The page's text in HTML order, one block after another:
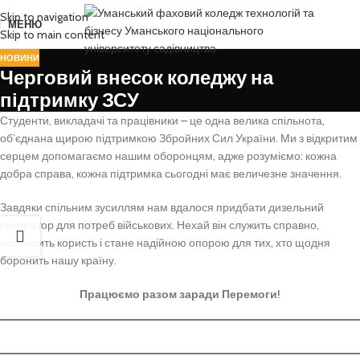
Skip to navigation
Skip to main content
МЕНЮ
НОВИНИ
Черговий внесок коледжу на
підтримку ЗСУ
Студенти, викладачі та працівники – це одна велика спільнота,
об’єднана щирою підтримкою Збройних Сил України. Ми з відкритим
серцем допомагаємо нашим оборонцям, адже розуміємо: кожна
добра справа, кожна підтримка сьогодні має величезне значення.
Завдяки спільним зусиллям нам вдалося придбати дизельний
генератор для потреб військових. Нехай він служить справно,
приносить користь і стане надійною опорою для тих, хто щодня
боронить нашу країну.
Працюємо разом заради Перемоги!